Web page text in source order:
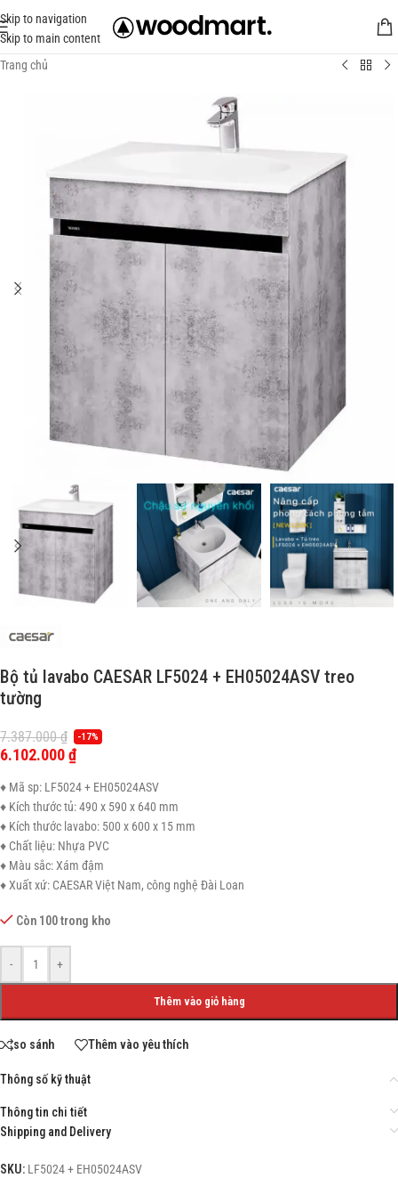
Skip to navigation
Skip to main content
Trang chủ
Bộ tủ lavabo CAESAR LF5024 + EH05024ASV treo
tường
7.387.000₫ -17%
6.102.000₫
♦ Mã sp: LF5024 + EH05024ASV
♦ Kích thước tủ: 490 x 590 x 640 mm
♦ Kích thước lavabo: 500 x 600 x 15 mm
♦ Chất liệu: Nhựa PVC
♦ Màu sắc: Xám đậm
♦ Xuất xứ: CAESAR Việt Nam, công nghệ Đài Loan
Còn 100 trong kho
- +
Thêm vào giỏ hàng
so sánh Thêm vào yêu thích
Thông số kỹ thuật
Thông tin chi tiết
Shipping and Delivery
SKU: LF5024 + EH05024ASV